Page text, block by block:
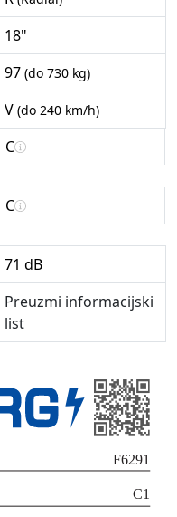
18"
97 (do 730 kg)
V (do 240 km/h)
C
C
71 dB
Preuzmi informacijski
list